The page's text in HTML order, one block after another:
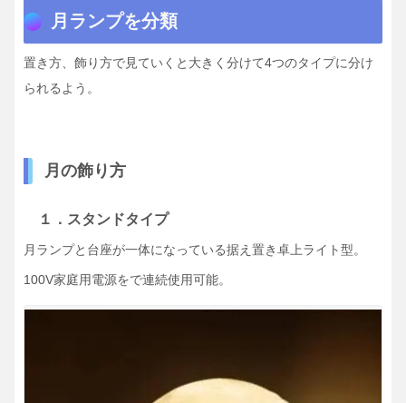
月ランプを分類
置き方、飾り方で見ていくと大きく分けて4つのタイプに分け
られるよう。
月の飾り方
１．スタンドタイプ
月ランプと台座が一体になっている据え置き卓上ライト型。
100V家庭用電源をで連続使用可能。